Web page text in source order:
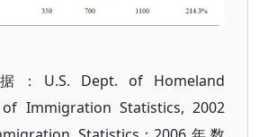
：U.S. Dept. of Homeland
Immigration Statistics, 2002